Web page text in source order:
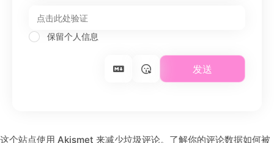
保留个人信息
这个站点使用 Akismet 来减少垃圾评论。 了解你的评论数据如何被